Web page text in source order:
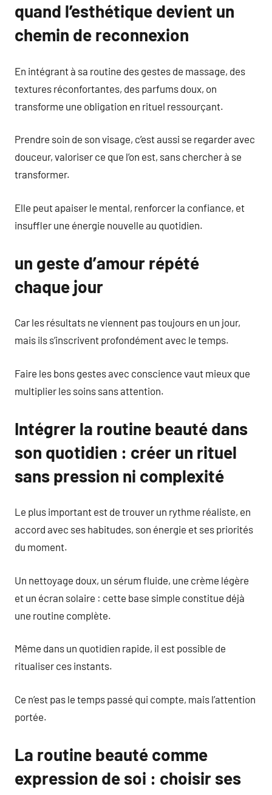
quand l’esthétique devient un
chemin de reconnexion
En intégrant à sa routine des gestes de massage, des
textures réconfortantes, des parfums doux, on
transforme une obligation en rituel ressourçant.
Prendre soin de son visage, c’est aussi se regarder avec
douceur, valoriser ce que l’on est, sans chercher à se
transformer.
Elle peut apaiser le mental, renforcer la confiance, et
insuffler une énergie nouvelle au quotidien.
un geste d’amour répété
chaque jour
Car les résultats ne viennent pas toujours en un jour,
mais ils s’inscrivent profondément avec le temps.
Faire les bons gestes avec conscience vaut mieux que
multiplier les soins sans attention.
Intégrer la routine beauté dans
son quotidien : créer un rituel
sans pression ni complexité
Le plus important est de trouver un rythme réaliste, en
accord avec ses habitudes, son énergie et ses priorités
du moment.
Un nettoyage doux, un sérum fluide, une crème légère
et un écran solaire : cette base simple constitue déjà
une routine complète.
Même dans un quotidien rapide, il est possible de
ritualiser ces instants.
Ce n’est pas le temps passé qui compte, mais l’attention
portée.
La routine beauté comme
expression de soi : choisir ses